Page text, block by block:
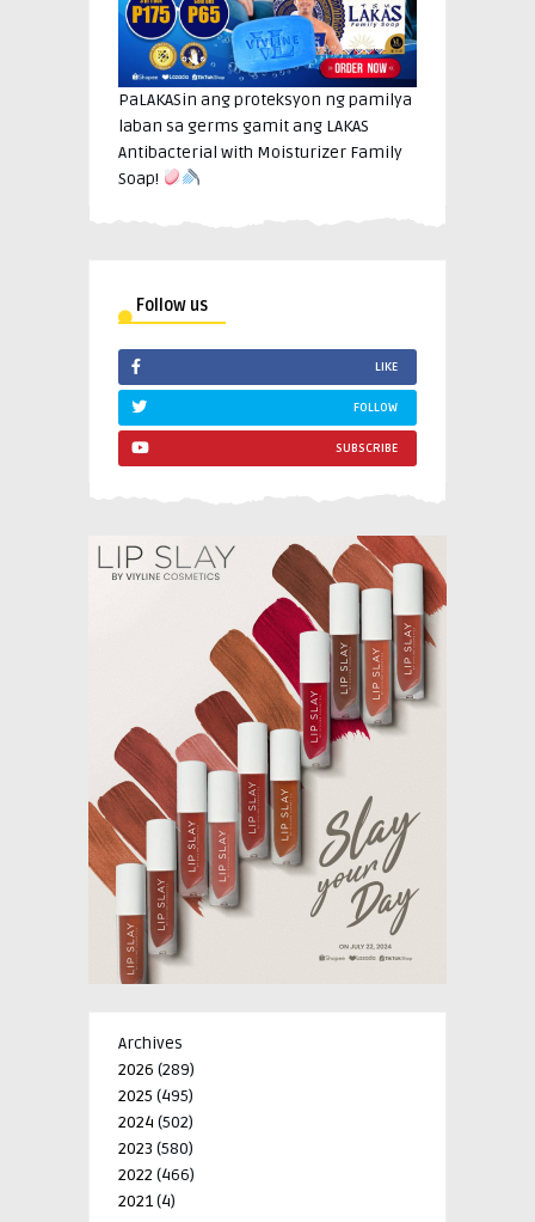
PaLAKASin ang proteksyon ng pamilya
laban sa germs gamit ang LAKAS
Antibacterial with Moisturizer Family
Soap!
Follow us
LIKE
FOLLOW
SUBSCRIBE
Archives
2026 (289)
2025 (495)
2024 (502)
2023 (580)
2022 (466)
2021(4)